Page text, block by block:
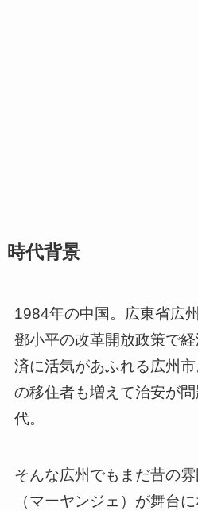
時代背景
1984年の中国。広東省広
鄧小平の改革開放政策で
済に活気があふれる広州
の移住者も増えて治安が
代。
そんな広州でもまだ昔の
（マーヤンジェ）が舞台